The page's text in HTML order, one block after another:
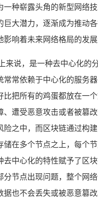
一种崭露头角的新型网络
巨大潜力，逐渐成为推动
响着未来网络格局的发展
来说，是一种去中心化的
常常依赖于中心化的服务
比把所有的鸡蛋都放在一
、遭受恶意攻击或者被篡
险之中，而区块链通过构
储在多个节点之上，每个
去中心化的特性赋予了区
分节点出现问题，整个网
也不会丢失或被恶意篡改